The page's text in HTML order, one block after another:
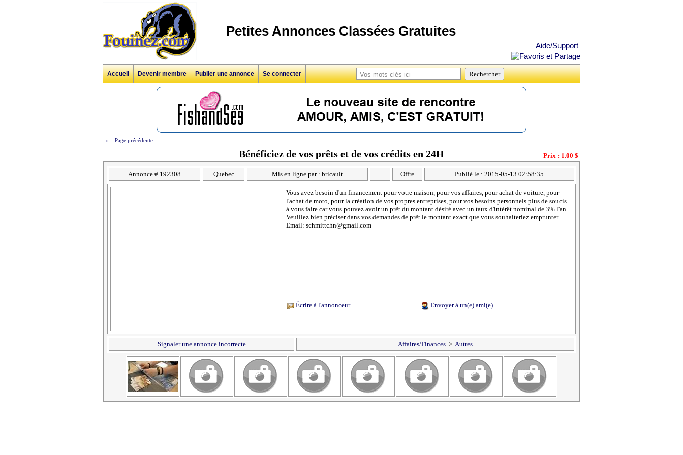
Petites Annonces Classées Gratuites
Aide/Support
Accueil Devenir membre Publier une annonce Se connecter
← Page précédente
Bénéficiez de vos prêts et de vos crédits en 24H Prix : 1.00 $
Annonce # 192308 Quebec Mis en ligne par : bricault Offre Publié le : 2015-05-13 02:58:35
Vous avez besoin d'un financement pour votre maison, pour vos affaires, pour achat de voiture, pour
l'achat de moto, pour la création de vos propres entreprises, pour vos besoins personnels plus de soucis
à vous faire car vous pouvez avoir un prêt du montant désiré avec un taux d'intérêt nominal de 3% l'an.
Veuillez bien préciser dans vos demandes de prêt le montant exact que vous souhaiteriez emprunter.
Email: schmittchn@gmail.com
Écrire à l'annonceur Envoyer à un(e) ami(e)
Signaler une annonce incorrecte Affaires/Finances > Autres